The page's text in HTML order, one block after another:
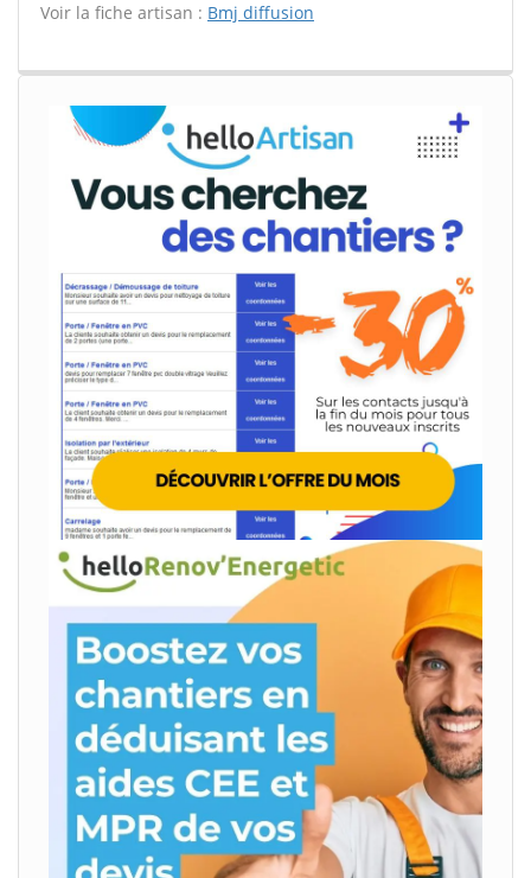
Voir la fiche artisan : Bmj diffusion